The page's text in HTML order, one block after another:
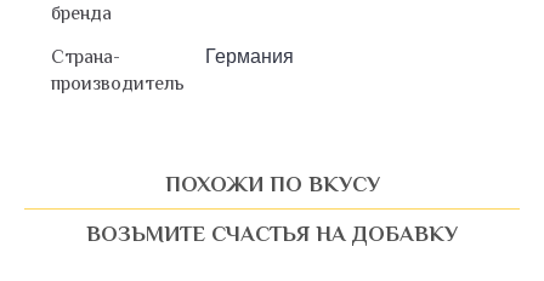
бренда
Страна-
производитель
Германия
ПОХОЖИ ПО ВКУСУ
ВОЗЬМИТЕ СЧАСТЬЯ НА ДОБАВКУ